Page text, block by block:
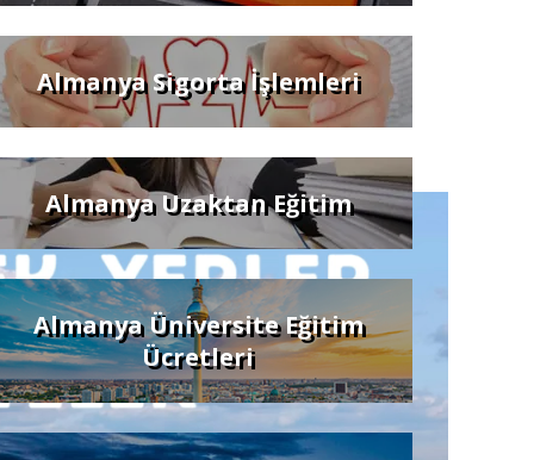
Almanya Sigorta İşlemleri
Almanya Uzaktan Eğitim
Almanya Üniversite Eğitim
Ücretleri